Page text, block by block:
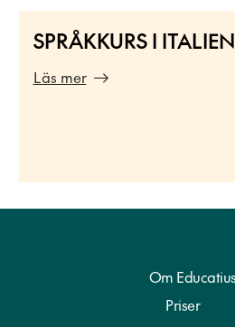
SPRÅKKURS I
Läs mer
Om Educatius
Priser